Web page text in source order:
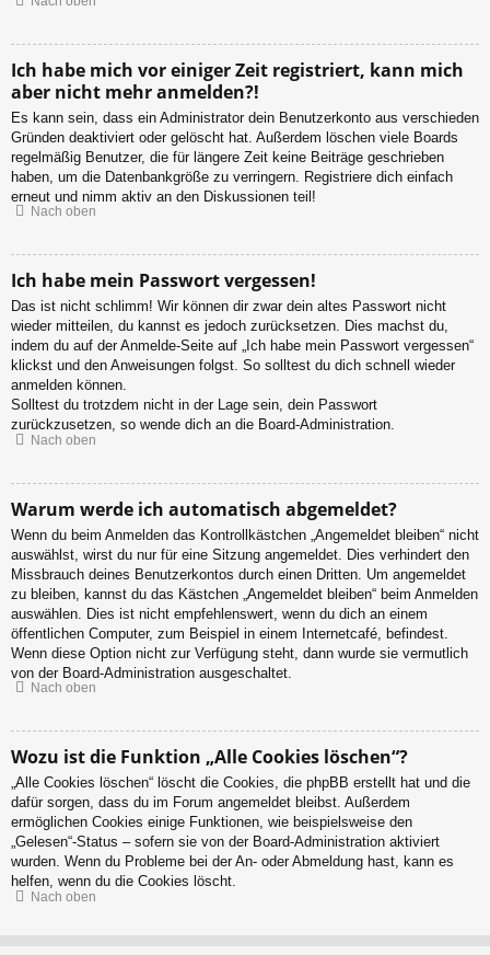
Ich habe mich vor einiger Zeit registriert, kann mich
aber nicht mehr anmelden?!
Es kann sein, dass ein Administrator dein Benutzerkonto aus verschieden
Gründen deaktiviert oder gelöscht hat. Außerdem löschen viele Boards
regelmäßig Benutzer, die für längere Zeit keine Beiträge geschrieben
haben, um die Datenbankgröße zu verringern. Registriere dich einfach
erneut und nimm aktiv an den Diskussionen teil!
Nach oben
Ich habe mein Passwort vergessen!
Das ist nicht schlimm! Wir können dir zwar dein altes Passwort nicht
wieder mitteilen, du kannst es jedoch zurücksetzen. Dies machst du,
indem du auf der Anmelde-Seite auf „Ich habe mein Passwort vergessen“
klickst und den Anweisungen folgst. So solltest du dich schnell wieder
anmelden können.
Solltest du trotzdem nicht in der Lage sein, dein Passwort
zurückzusetzen, so wende dich an die Board-Administration.
Nach oben
Warum werde ich automatisch abgemeldet?
Wenn du beim Anmelden das Kontrollkästchen „Angemeldet bleiben“ nicht
auswählst, wirst du nur für eine Sitzung angemeldet. Dies verhindert den
Missbrauch deines Benutzerkontos durch einen Dritten. Um angemeldet
zu bleiben, kannst du das Kästchen „Angemeldet bleiben“ beim Anmelden
auswählen. Dies ist nicht empfehlenswert, wenn du dich an einem
öffentlichen Computer, zum Beispiel in einem Internetcafé, befindest.
Wenn diese Option nicht zur Verfügung steht, dann wurde sie vermutlich
von der Board-Administration ausgeschaltet.
Nach oben
Wozu ist die Funktion „Alle Cookies löschen“?
„Alle Cookies löschen“ löscht die Cookies, die phpBB erstellt hat und die
dafür sorgen, dass du im Forum angemeldet bleibst. Außerdem
ermöglichen Cookies einige Funktionen, wie beispielsweise den
„Gelesen“-Status – sofern sie von der Board-Administration aktiviert
wurden. Wenn du Probleme bei der An- oder Abmeldung hast, kann es
helfen, wenn du die Cookies löscht.
Nach oben